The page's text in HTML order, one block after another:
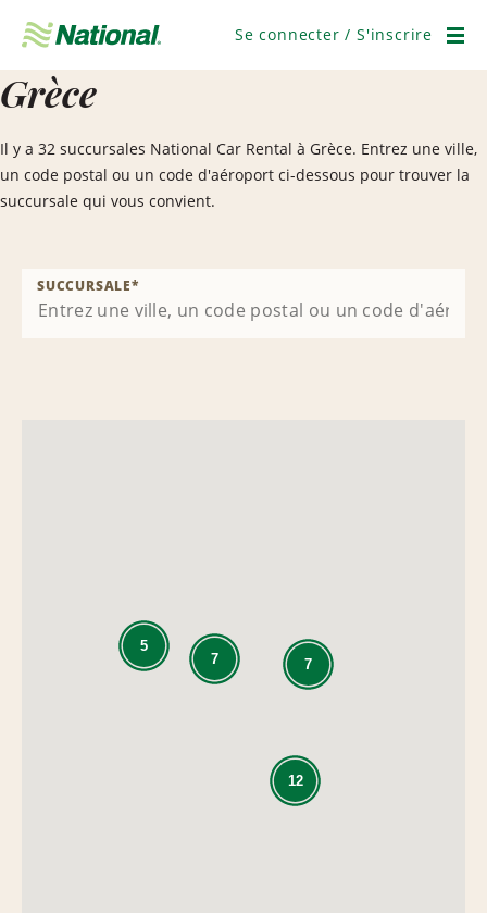
navigation
Se connecter / S'inscrire
Grèce
Il y a 32 succursales National Car Rental à Grèce. Entrez une ville,
un code postal ou un code d'aéroport ci-dessous pour trouver la
succursale qui vous convient.
SUCCURSALE*
12
7 7
5